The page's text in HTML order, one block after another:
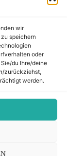
wir
speichern
oder
du Ihre/deine
zurückziehst,
werden.